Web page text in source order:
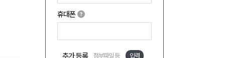
휴대폰
추가 등록 첨부파일 등 입력